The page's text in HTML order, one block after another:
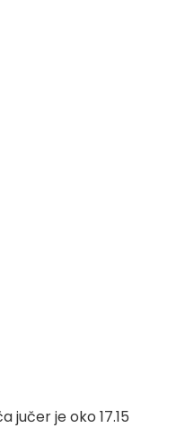
jučer je oko 17.15